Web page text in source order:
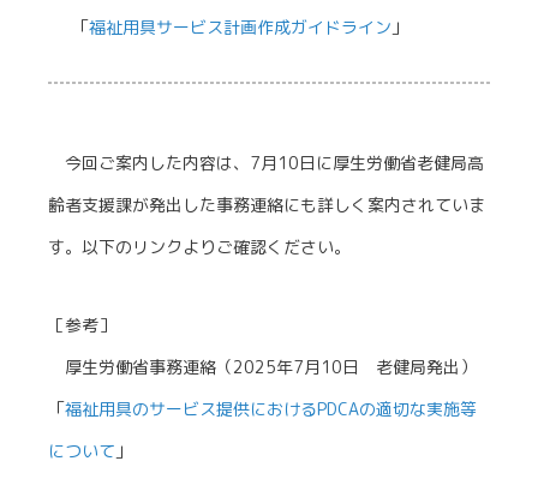
「福祉用具サービス計画作成ガイドライン 」
今回ご案内した内容は、7月10日に厚生労働省老健局高
齢者支援課が発出した事務連絡にも詳しく案内されていま
す。以下のリンクよりご確認ください。
［参考］
厚生労働省事務連絡（2025年7月10日 老健局発出）
「福祉用具のサービス提供におけるPDCAの適切な実施等
について 」